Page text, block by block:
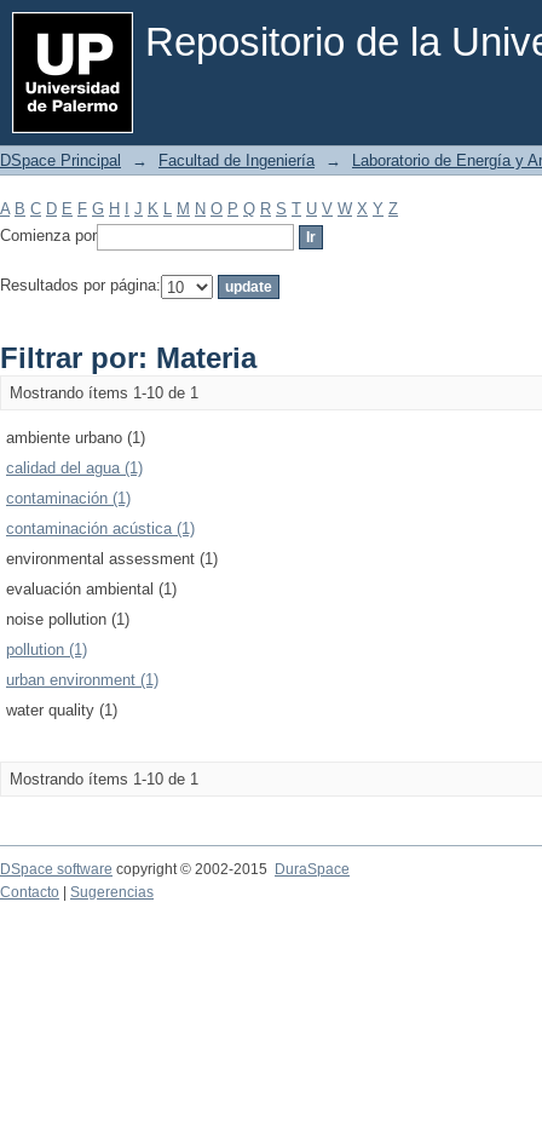
Repositorio de la
Filtrar por: Materia
DSpace Principal → Facultad de Ingeniería → Laboratorio de Energía y
A B C D E F G H J K L M N O P Q R S T U V W X Y Z
Comienza por
Resultados por página:
Filtrar por: Materia
Mostrando ítems 1-10 de 1
ambiente urbano (1)
calidad del agua (1)
contaminación (1)
contaminación acústica (1)
environmental assessment (1)
evaluación ambiental (1)
noise pollution (1)
pollution (1)
urban environment (1)
water quality (1)
Mostrando ítems 1-10 de 1
DSpace software copyright © 2002-2015
DuraSpace
Contacto
Sugerencias